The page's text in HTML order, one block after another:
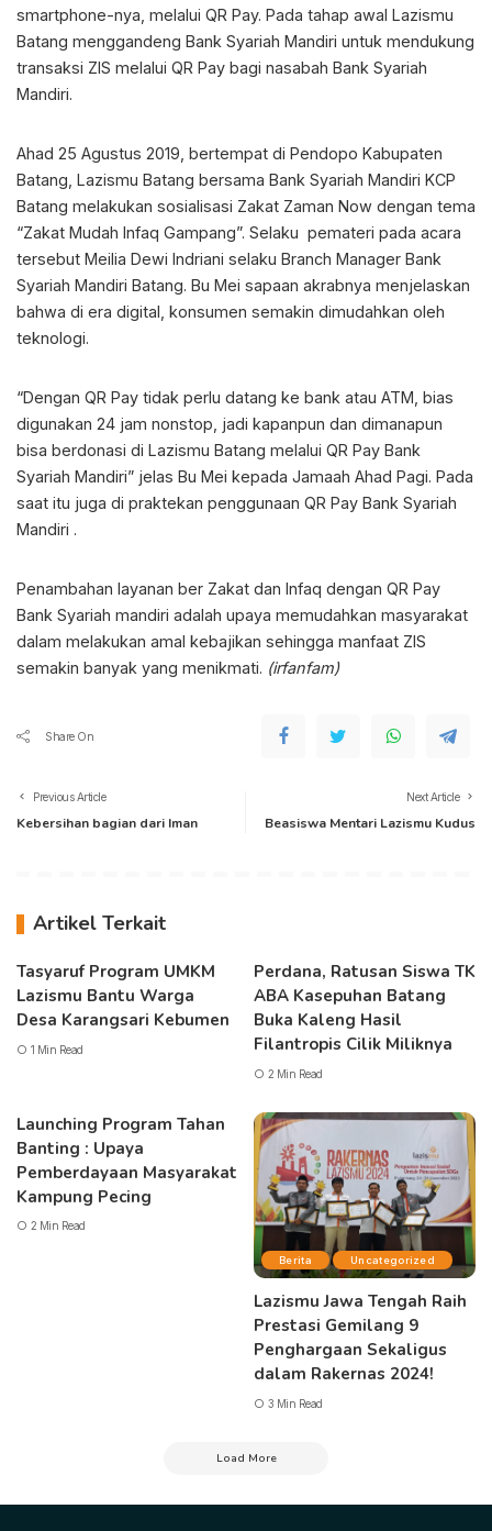
smartphone-nya, melalui QR Pay. Pada tahap awal Lazismu
Batang menggandeng Bank Syariah Mandiri untuk mendukung
transaksi ZIS melalui QR Pay bagi nasabah Bank Syariah
Mandiri.
Ahad 25 Agustus 2019, bertempat di Pendopo Kabupaten
Batang, Lazismu Batang bersama Bank Syariah Mandiri KCP
Batang melakukan sosialisasi Zakat Zaman Now dengan tema
“Zakat Mudah Infaq Gampang”. Selaku pemateri pada acara
tersebut Meilia Dewi Indriani selaku Branch Manager Bank
Syariah Mandiri Batang. Bu Mei sapaan akrabnya menjelaskan
bahwa di era digital, konsumen semakin dimudahkan oleh
teknologi.
“Dengan QR Pay tidak perlu datang ke bank atau ATM, bias
digunakan 24 jam nonstop, jadi kapanpun dan dimanapun
bisa berdonasi di Lazismu Batang melalui QR Pay Bank
Syariah Mandiri” jelas Bu Mei kepada Jamaah Ahad Pagi. Pada
saat itu juga di praktekan penggunaan QR Pay Bank Syariah
Mandiri .
Penambahan layanan ber Zakat dan Infaq dengan QR Pay
Bank Syariah mandiri adalah upaya memudahkan masyarakat
dalam melakukan amal kebajikan sehingga manfaat ZIS
semakin banyak yang menikmati. (irfanfam)
Share On
Previous Article
Kebersihan bagian dari Iman
Next Article
Beasiswa Mentari Lazismu Kudus
Artikel Terkait
Tasyaruf Program UMKM
Lazismu Bantu Warga
Desa Karangsari Kebumen
1 Min Read
Perdana, Ratusan Siswa TK
ABA Kasepuhan Batang
Buka Kaleng Hasil
Filantropis Cilik Miliknya
2 Min Read
Launching Program Tahan
Banting : Upaya
Pemberdayaan Masyarakat
Kampung Pecing
2 Min Read
Berita Uncategorized
Lazismu Jawa Tengah Raih
Prestasi Gemilang 9
Penghargaan Sekaligus
dalam Rakernas 2024!
3 Min Read
Load More